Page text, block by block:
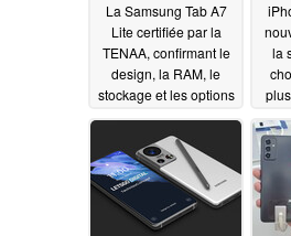
La Samsung Tab A7
Lite certifiée par la
TENAA, confirmant le
design, la RAM, le
stockage et les options
04/13/2021
la